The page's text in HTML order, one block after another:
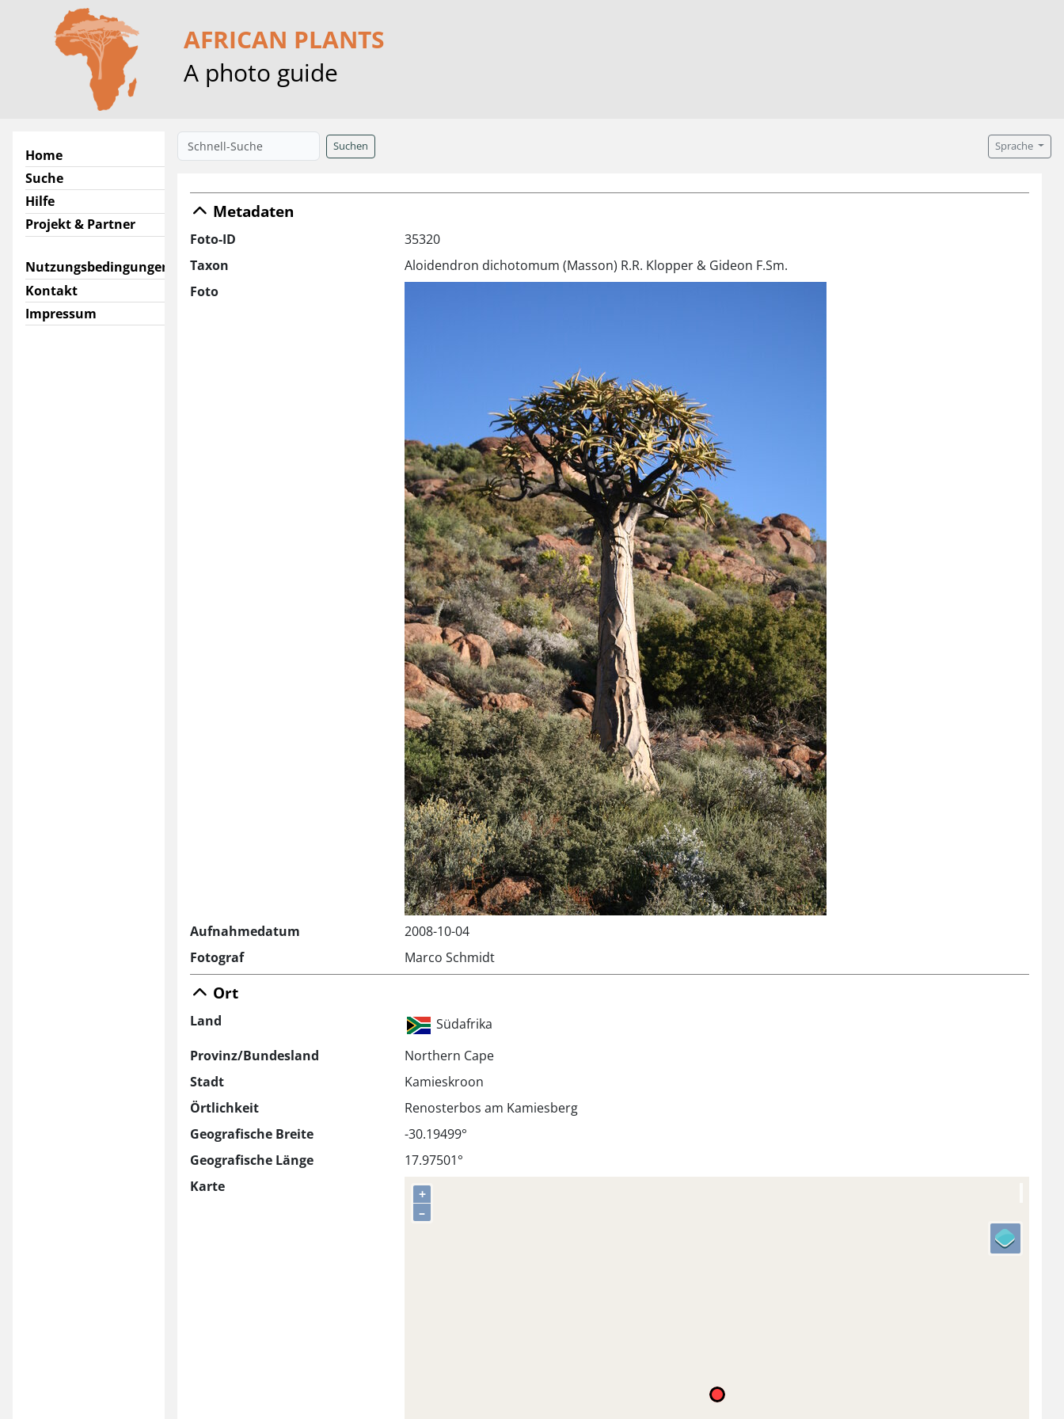
AFRICAN PLANTS
A photo guide
Home
Suche
Hilfe
Projekt & Partner
Nutzungsbedingungen
Kontakt
Impressum
Suchen Sprache
Metadaten
Foto-ID
35320
Taxon
Aloidendron dichotomum (Masson) R.R. Klopper & Gideon F.Sm.
Foto
Aufnahmedatum
2008-10-04
Fotograf
Marco Schmidt
Ort
Land
Südafrika
Provinz/Bundesland
Northern Cape
Stadt
Kamieskroon
Örtlichkeit
Renosterbos am Kamiesberg
Geografische Breite
-30.19499°
Geografische Länge
17.97501°
Karte
+
–